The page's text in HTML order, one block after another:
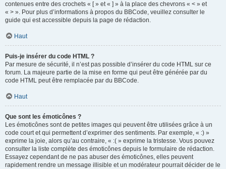
contenues entre des crochets « [ » et « ] » à la place des chevrons « < » et
« > ». Pour plus d’informations à propos du BBCode, veuillez consulter le
guide qui est accessible depuis la page de rédaction.
Haut
Puis-je insérer du code HTML ?
Par mesure de sécurité, il n’est pas possible d’insérer du code HTML sur ce
forum. La majeure partie de la mise en forme qui peut être générée par du
code HTML peut être remplacée par du BBCode.
Haut
Que sont les émoticônes ?
Les émoticônes sont de petites images qui peuvent être utilisées grâce à un
code court et qui permettent d’exprimer des sentiments. Par exemple, « :) »
exprime la joie, alors qu’au contraire, « :( » exprime la tristesse. Vous pouvez
consulter la liste complète des émoticônes depuis le formulaire de rédaction.
Essayez cependant de ne pas abuser des émoticônes, elles peuvent
rapidement rendre un message illisible et un modérateur pourrait décider de le